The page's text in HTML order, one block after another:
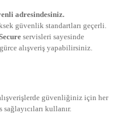
adresindesiniz.
güvenlik standartları geçerli.
servisleri sayesinde
alışveriş yapabilirsiniz.
güvenliğiniz için her
kullanır.